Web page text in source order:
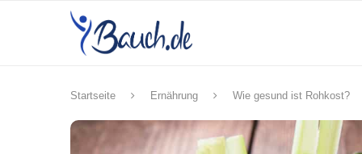
Startseite Ernährung Wie gesund ist Rohkost?